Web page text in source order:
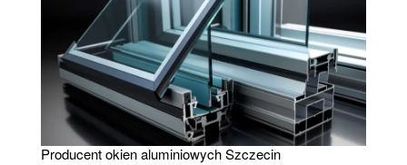
Producent okien aluminiowych Szczecin